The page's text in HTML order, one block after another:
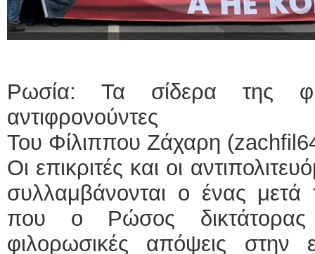
Ρωσία: Τα σίδερα της
αντιφρονούντες
Του Φίλιππου Ζάχαρη
Oι επικριτές και οι
συλλαμβάνονται ο ένας μετά
που ο Ρώσος δικτάτορας
φιλορωσικές απόψεις στην